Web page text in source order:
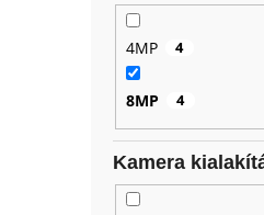
4MP 4
8MP 4
Kamera